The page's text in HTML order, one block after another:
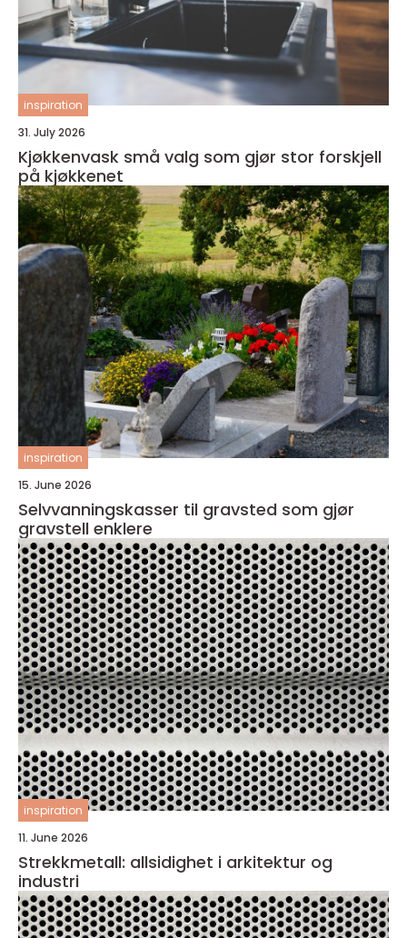
inspiration
31. July 2026
Kjøkkenvask små valg som gjør stor forskjell
på kjøkkenet
inspiration
15. June 2026
Selvvanningskasser til gravsted som gjør
gravstell enklere
inspiration
11. June 2026
Strekkmetall: allsidighet i arkitektur og
industri